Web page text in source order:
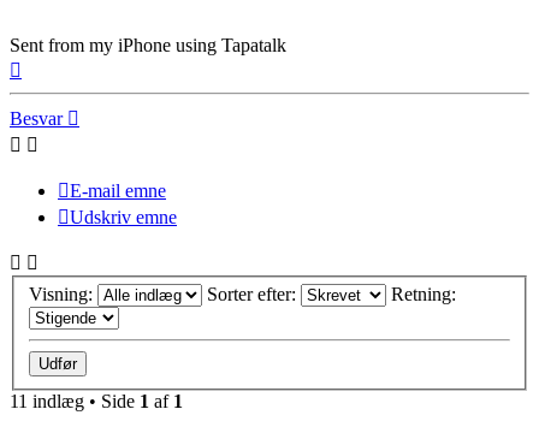
Sent from my iPhone using Tapatalk
Besvar
E-mail emne
Udskriv emne
Visning: Sorter efter: Retning:
11 indlæg • Side 1 af 1